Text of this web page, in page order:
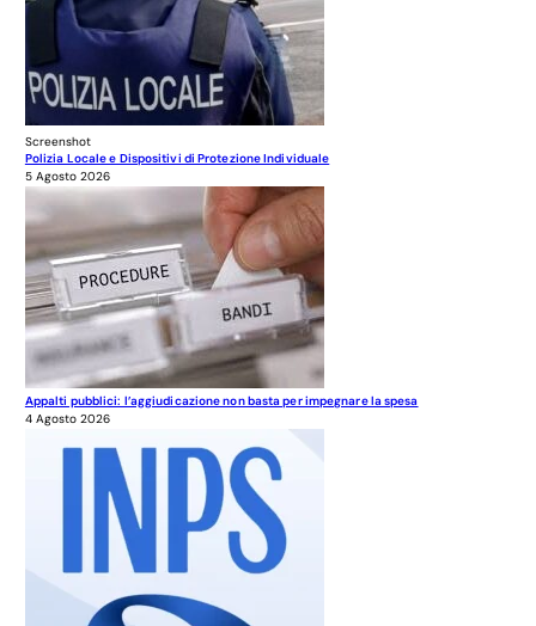
Screenshot
Polizia Locale e Dispositivi di Protezione Individuale
5 Agosto 2026
Appalti pubblici: l’aggiudicazione non basta per impegnare la spesa
4 Agosto 2026